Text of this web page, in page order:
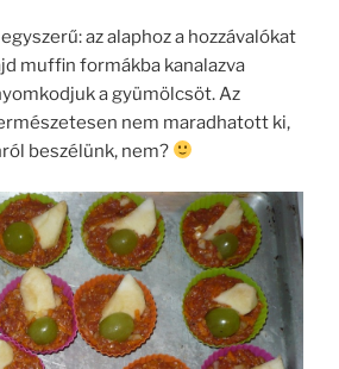
az alaphoz a hozzávalókat
muffin formákba kanalazva
a gyümölcsöt. Az
nem maradhatott ki,
beszélünk, nem?